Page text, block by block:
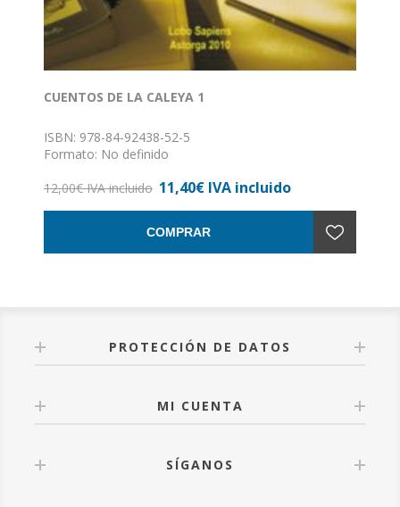
CUENTOS DE LA CALEYA 1
ISBN: 978-84-92438-52-5
Formato: No definido
12,00€ IVA incluido 11,40€ IVA incluido
COMPRAR
PROTECCIÓN DE DATOS
MI CUENTA
SÍGANOS